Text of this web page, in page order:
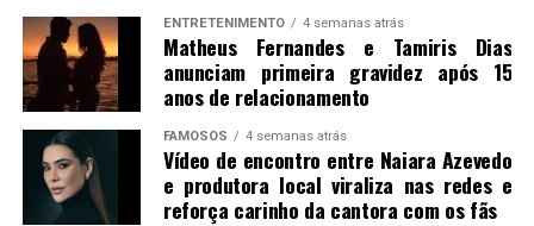
ENTRETENIMENTO 4 semanas atrás
Matheus Fernandes e Tamiris Dias
anunciam primeira gravidez após 15
anos de relacionamento
FAMOSOS 4 semanas atrás
Vídeo de encontro entre Naiara Azevedo
e produtora local viraliza nas redes e
reforça carinho da cantora com os fãs